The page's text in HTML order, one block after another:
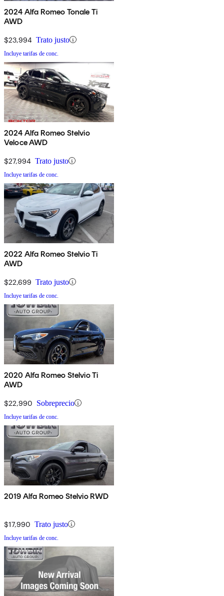
2024 Alfa Romeo Tonale Ti
AWD
$23,994 Trato justo
Incluye tarifas de conc.
2024 Alfa Romeo Stelvio
Veloce AWD
$27,994 Trato justo
Incluye tarifas de conc.
2022 Alfa Romeo Stelvio Ti
AWD
$22,699 Trato justo
Incluye tarifas de conc.
2020 Alfa Romeo Stelvio Ti
AWD
$22,990 Sobreprecio
Incluye tarifas de conc.
2019 Alfa Romeo Stelvio RWD
$17,990 Trato justo
Incluye tarifas de conc.